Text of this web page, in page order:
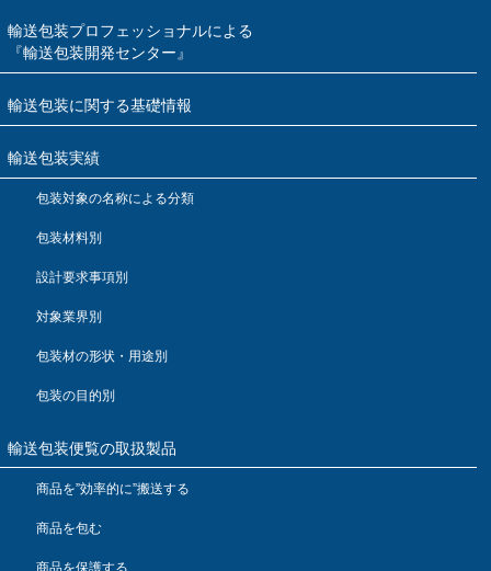
輸送包装プロフェッショナルによる
『輸送包装開発センター』
輸送包装に関する基礎情報
輸送包装実績
包装対象の名称による分類
包装材料別
設計要求事項別
対象業界別
包装材の形状・用途別
包装の目的別
輸送包装便覧の取扱製品
商品を”効率的に”搬送する
商品を包む
商品を保護する